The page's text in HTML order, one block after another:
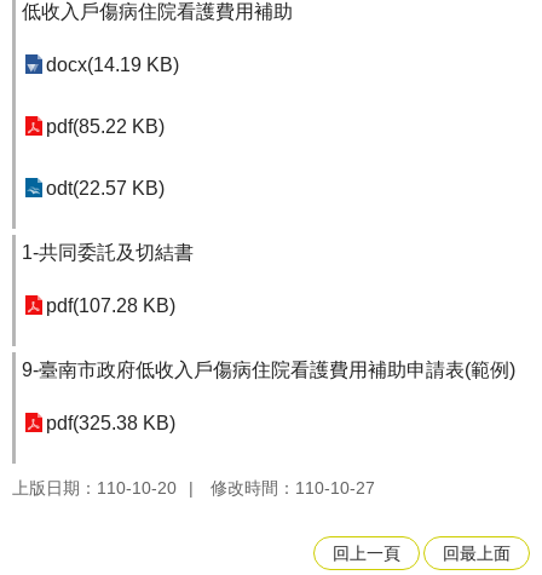
低收入戶傷病住院看護費用補助
docx(14.19 KB)
pdf(85.22 KB)
odt(22.57 KB)
1-共同委託及切結書
pdf(107.28 KB)
9-臺南市政府低收入戶傷病住院看護費用補助申請表(範例)
pdf(325.38 KB)
上版日期：110-10-20 修改時間：110-10-27
回上一頁 回最上面